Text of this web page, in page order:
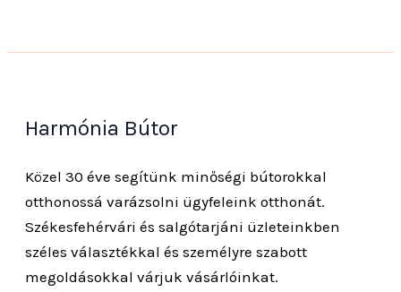
Harmónia Bútor
Közel 30 éve segítünk minőségi bútorokkal
otthonossá varázsolni ügyfeleink otthonát.
Székesfehérvári és salgótarjáni üzleteinkben
széles választékkal és személyre szabott
megoldásokkal várjuk vásárlóinkat.